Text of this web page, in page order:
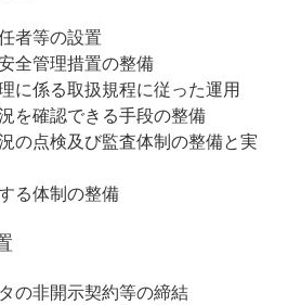
者等の設置
全管理措置の整備
に係る取扱規程に従った運用
を確認できる手段の整備
の点検及び監査体制の整備と実
る体制の整備
の非開示契約等の締結